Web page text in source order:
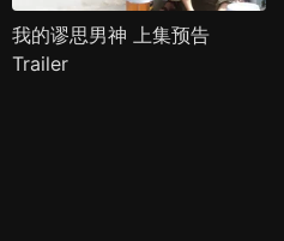
我的谬思男神 上集预告
Trailer